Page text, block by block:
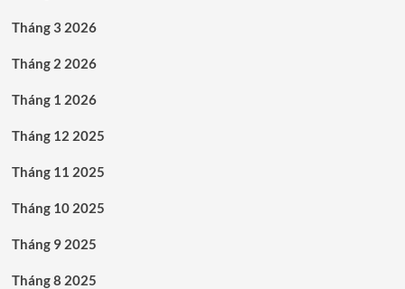
Tháng 3 2026
Tháng 2 2026
Tháng 1 2026
Tháng 12 2025
Tháng 11 2025
Tháng 10 2025
Tháng 9 2025
Tháng 8 2025